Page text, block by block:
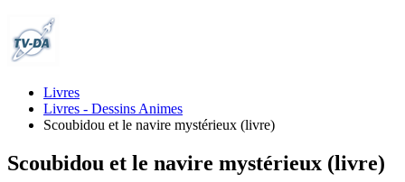
Livres
Livres - Dessins Animes
Scoubidou et le navire mystérieux (livre)
Scoubidou et le navire mystérieux (livre)